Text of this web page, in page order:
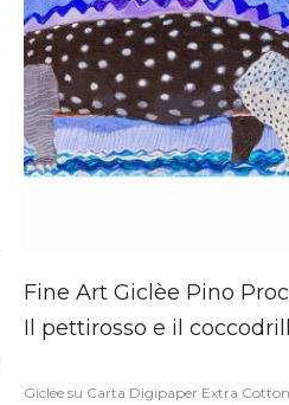
Fine Art Giclèe Pino
Il pettirosso e il
Giclèe su Carta Digipaper Extra